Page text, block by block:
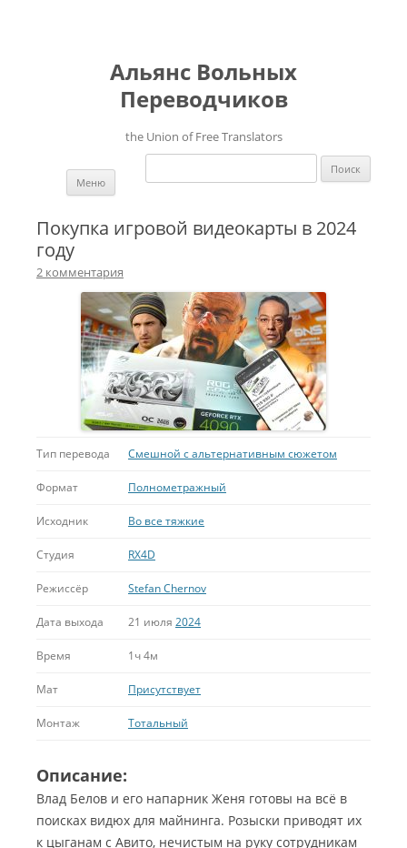
Альянс Вольных
Переводчиков
the Union of Free Translators
Найти:
Меню
Покупка игровой видеокарты в 2024
году
2 комментария
Тип перевода Смешной с альтернативным сюжетом
Формат Полнометражный
Исходник Во все тяжкие
Студия RX4D
Режиссёр Stefan Chernov
Дата выхода 21 июля 2024
Время 1ч 4м
Мат Присутствует
Монтаж Тотальный
Описание:
Влад Белов и его напарник Женя готовы на всё в
поисках видюх для майнинга. Розыски приводят их
к цыганам с Авито, нечистым на руку сотрудникам